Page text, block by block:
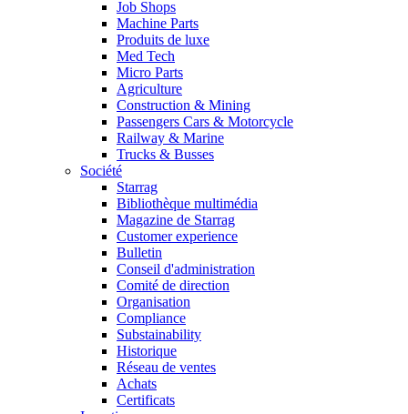
Job Shops
Machine Parts
Produits de luxe
Med Tech
Micro Parts
Agriculture
Construction & Mining
Passengers Cars & Motorcycle
Railway & Marine
Trucks & Busses
Société
Starrag
Bibliothèque multimédia
Magazine de Starrag
Customer experience
Bulletin
Conseil d'administration
Comité de direction
Organisation
Compliance
Substainability
Historique
Réseau de ventes
Achats
Certificats